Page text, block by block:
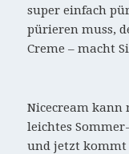
super einfach
pürieren muss,
Creme – macht
Nicecream
leichtes
und jetzt kommt